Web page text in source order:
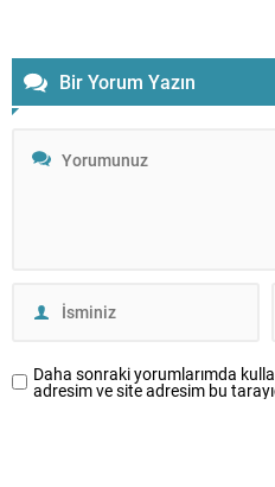
Bir Yorum Yazın
Daha sonraki yorumlarımda
adresim ve site adresim bu